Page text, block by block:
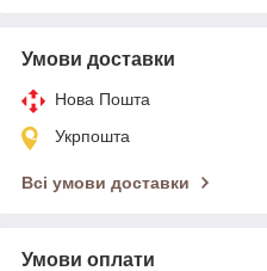
Умови доставки
Нова Пошта
Укрпошта
Всі умови доставки
Умови оплати